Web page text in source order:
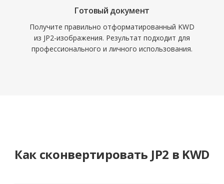
Готовый документ
Получите правильно отформатированный KWD
из JP2-изображения. Результат подходит для
профессионального и личного использования.
Как сконвертировать JP2 в KWD